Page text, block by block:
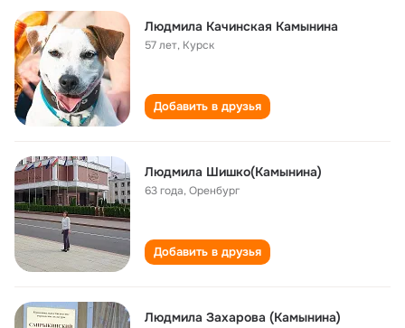
Людмила Качинская Камынина
57 лет, Курск
Добавить в друзья
Людмила Шишко(Камынина)
63 года,Оренбург
Добавить в друзья
Людмила Захарова (Камынина)